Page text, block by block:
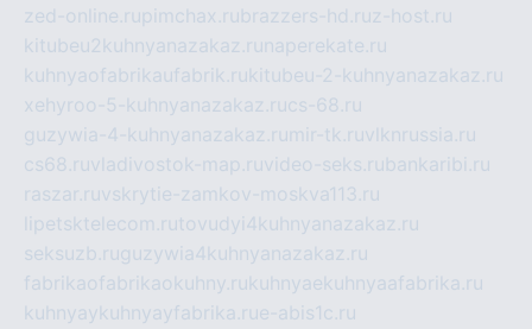
zed-online.rupimchax.rubrazzers-hd.ruz-host.ru
kitubeu2kuhnyanazakaz.ru naperekate.ru
kuhnyaofabrikaufabrik.rukitubeu-2-kuhnyanazakaz.ru
xehyroo-5-kuhnyanazakaz.rucs-68.ru
guzywia-4-kuhnyanazakaz.ru mir-tk.ruvlknrussia.ru
cs68.ruvladivostok-map.ruvideo-seks.rubankaribi.ru
raszar.ruvskrytie-zamkov-moskva113.ru
lipetsktelecom.rutovudyi4kuhnyanazakaz.ru
seksuzb.ruguzywia4kuhnyanazakaz.ru
fabrikaofabrikaokuhny.rukuhnyaekuhnyaafabrika.ru
kuhnyaykuhnyayfabrika.rue-abis1c.ru